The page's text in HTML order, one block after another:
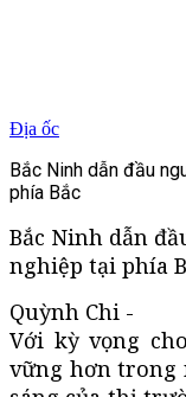
Địa ốc
Bắc Ninh dẫn đầu
phía Bắc
Bắc Ninh dẫn
nghiệp tại phía
Quỳnh Chi -
Với kỳ vọng
vững hơn trong